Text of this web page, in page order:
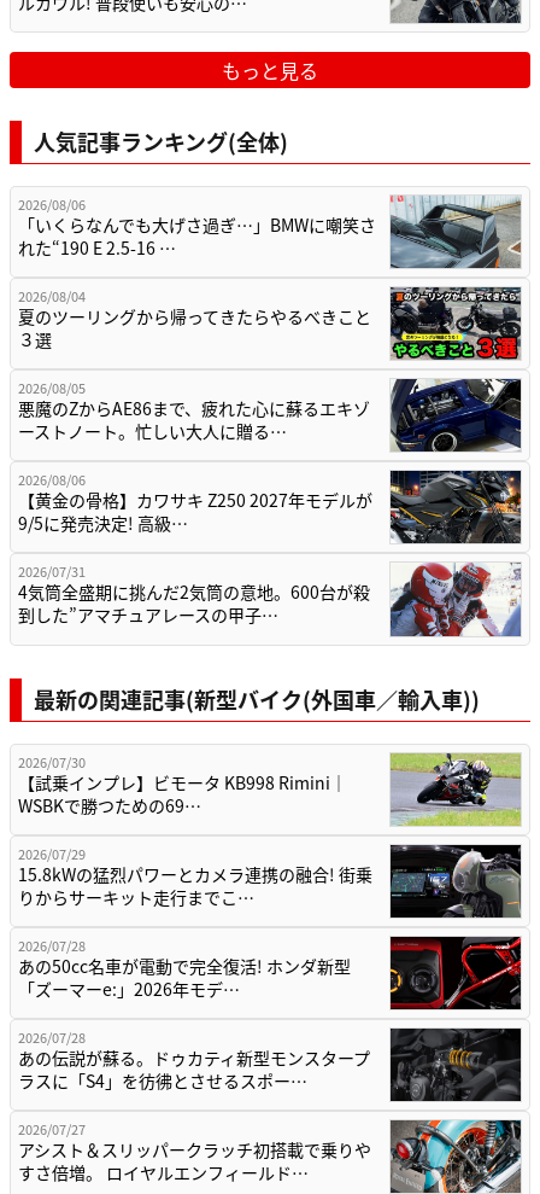
もっと見る
人気記事ランキング(全体)
2026/08/06
「いくらなんでも大げさ過ぎ…」BMWに嘲笑さ
れた“190 E 2.5-16 …
2026/08/04
夏のツーリングから帰ってきたらやるべきこと
３選
2026/08/05
悪魔のZからAE86まで、疲れた心に蘇るエキゾ
ーストノート。忙しい大人に贈る…
2026/08/06
【黄金の骨格】カワサキ Z250 2027年モデルが
9/5に発売決定! 高級…
2026/07/31
4気筒全盛期に挑んだ2気筒の意地。600台が殺
到した”アマチュアレースの甲子…
最新の関連記事(新型バイク(外国車／輸入車))
2026/07/30
【試乗インプレ】ビモータ KB998 Rimini｜
WSBKで勝つための69…
2026/07/29
15.8kWの猛烈パワーとカメラ連携の融合! 街乗
りからサーキット走行までこ…
2026/07/28
あの50cc名車が電動で完全復活! ホンダ新型
「ズーマーe:」2026年モデ…
2026/07/28
あの伝説が蘇る。ドゥカティ新型モンスタープ
ラスに「S4」を彷彿とさせるスポー…
2026/07/27
アシスト＆スリッパークラッチ初搭載で乗りや
すさ倍増。 ロイヤルエンフィールド…